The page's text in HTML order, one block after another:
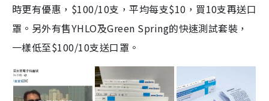
時更有優惠，$100/10支，平均每支$10，買10支再送口
罩。另外有售YHLO及Green Spring的快速測試套裝，
一樣低至$100/10支送口罩。